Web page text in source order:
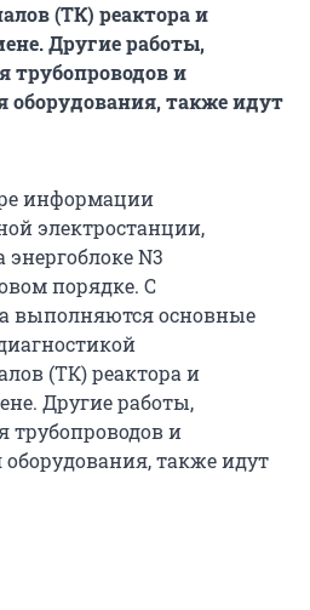
(ТК) реактора и
Другие работы,
трубопроводов и
оборудования, также идут
информации
электростанции,
N3
порядке. С
выполняются основные
(ТК) реактора и
Другие работы,
трубопроводов и
оборудования, также идут